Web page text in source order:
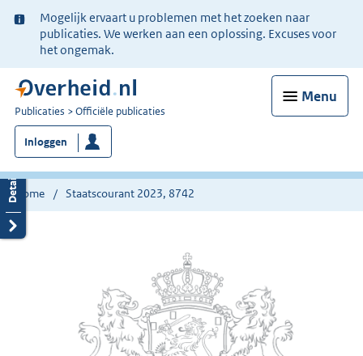
Ter
informatie:
Mogelijk ervaart u problemen met het zoeken naar
publicaties. We werken aan een oplossing. Excuses voor
het ongemak.
Menu
U
bent
nu
hier:
Publicaties Officiële publicaties
Inloggen
Home Staatscourant 2023, 8742